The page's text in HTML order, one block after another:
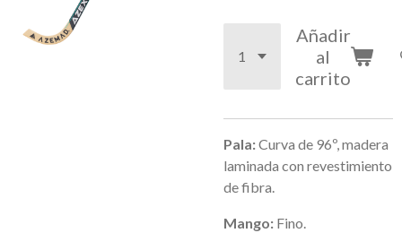
Añadir
al
carrito
Pala:Curva de 96º, madera
laminada con revestimiento
de fibra.
Mango: Fino.